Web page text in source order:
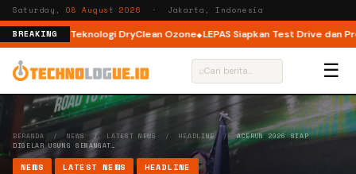
Saturday,08 August 2026 · Jakarta, Indonesia
BREAKING
dengan Teknologi DryClean Ozone LEPAS Siapkan Test Drive dan
⌕ ☰
BERANDA / NEWS / LATEST NEWS / HEADLINE/ACERUN 2026 SIAP
DIGELAR USUNG SEMANGAT…
NEWS LATEST NEWS HEADLINE